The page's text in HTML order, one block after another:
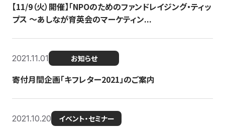
【11/9（火）開催】「NPOのためのファンドレイジング・ティッ
プス 〜あしなが育英会のマーケティン...
2021.11.01 お知らせ
寄付月間企画「キフレター2021」のご案内
2021.10.20 イベント・セミナー